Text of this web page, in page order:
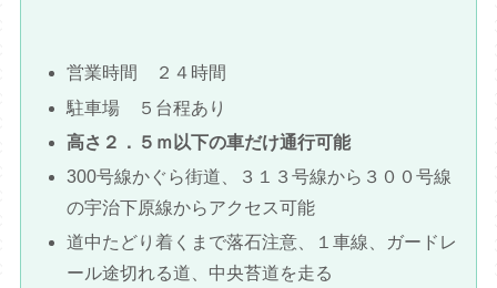
営業時間 ２４時間
駐車場 ５台程あり
高さ２．５ｍ以下の車だけ通行可能
300号線かぐら街道、３１３号線から３００号線
の宇治下原線からアクセス可能
道中たどり着くまで落石注意、１車線、ガードレ
ール途切れる道、中央苔道を走る